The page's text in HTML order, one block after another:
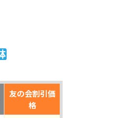
友の会割引価
格